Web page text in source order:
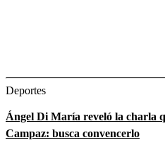
Deportes
Ángel Di María reveló la charla
Campaz: busca convencerlo